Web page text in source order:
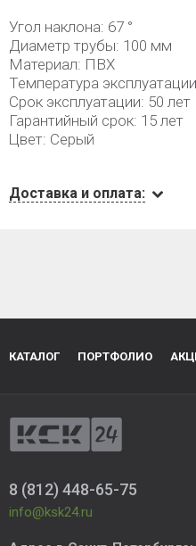
Угол наклона: 67 °
Диаметр трубы: 100 мм
Материал: ПВХ
Температура
Срок эксплуатации: 50 лет
Гарантийный срок: 15 лет
Цвет: Серый
Доставка и оплата:
КАТАЛОГ ПОРТФОЛИО
8 (812) 448-65-75
info@ksk24.ru